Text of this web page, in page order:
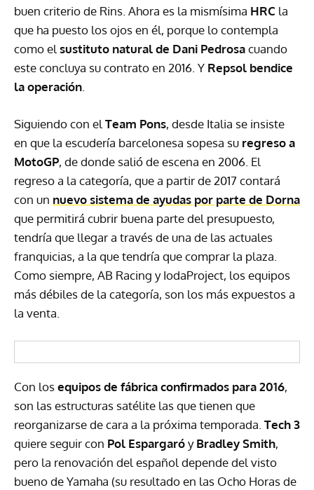
buen criterio de Rins. Ahora es la mismísima HRC la
que ha puesto los ojos en él, porque lo contempla
como el sustituto natural de Dani Pedrosacuando
este concluya su contrato en 2016. Y Repsol bendice
la operación
Siguiendo con el Team Pons, desde Italia se insiste
en que la escudería barcelonesa sopesa su regreso a
MotoGP, de donde salió de escena en 2006. El
regreso a la categoría, que a partir de 2017 contará
con un nuevo sistema de ayudas por parte de Dorna
que permitirá cubrir buena parte del presupuesto,
tendría que llegar a través de una de las actuales
franquicias, a la que tendría que comprar la plaza.
Como siempre, AB Racing y IodaProject, los equipos
más débiles de la categoría, son los más expuestos a
la venta.
Con losequipos de fábrica confirmados para 2016,
son las estructuras satélite las que tienen que
reorganizarse de cara a la próxima temporada. Tech 3
quiere seguir con Pol EspargaróyBradley Smith,
pero la renovación del español depende del visto
bueno de Yamaha (su resultado en las Ocho Horas de